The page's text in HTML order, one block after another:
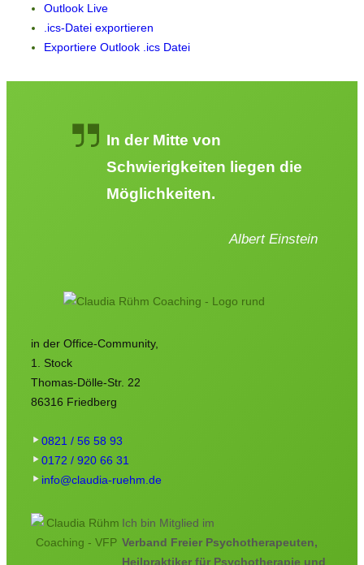
Outlook Live
.ics-Datei exportieren
Exportiere Outlook .ics Datei
In der Mitte von
Schwierigkeiten liegen die
Möglichkeiten.
Albert Einstein
in der Office-Community,
1. Stock
Thomas-Dölle-Str. 22
86316 Friedberg
0821 / 56 58 93
0172 / 920 66 31
info@claudia-ruehm.de
Ich bin Mitglied im
Verband Freier Psychotherapeuten,
Heilpraktiker für Psychotherapie und